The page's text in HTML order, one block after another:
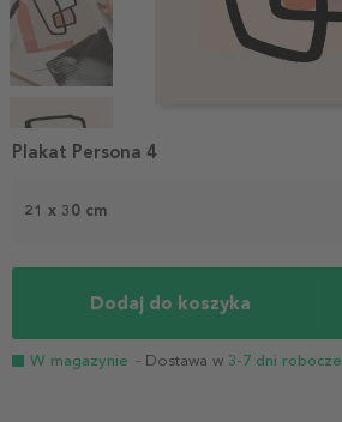
1
21 x 30 cm
Dodaj do koszyka
W magazynie - Dostawa w 3-7 dni robocze
Plakat Persona 4